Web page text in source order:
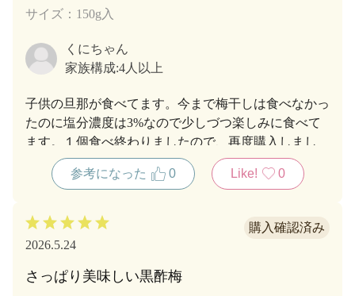
サイズ：150g入
くにちゃん
家族構成:4人以上
子供の旦那が食べてます。今まで梅干しは食べなかっ
たのに塩分濃度は3%なので少しづつ楽しみに食べて
ます。１個食べ終わりましたので、再度購入しまし
た。黒酢効いてて美味しいです。
参考になった
0 Like! 0
2026.5.24
さっぱり美味しい黒酢梅